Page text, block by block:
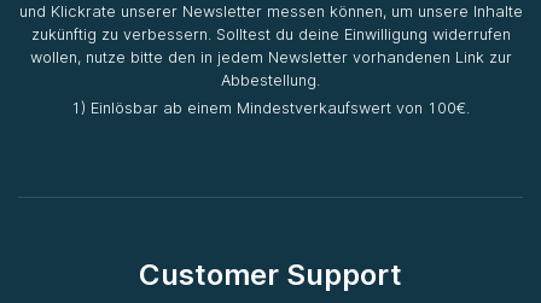
und Klickrate unserer Newsletter messen können, um unsere Inhalte
zukünftig zu verbessern. Solltest du deine Einwilligung widerrufen
wollen, nutze bitte den in jedem Newsletter vorhandenen Link zur
Abbestellung.
1) Einlösbar ab einem Mindestverkaufswert von 100€.
Customer Support